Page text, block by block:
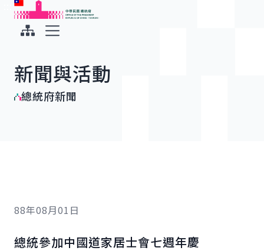
跳到主要內容
中華民國總統府
新聞與活動
總統府新聞
88年08月01日
總統參加中國道家居士會七週年慶